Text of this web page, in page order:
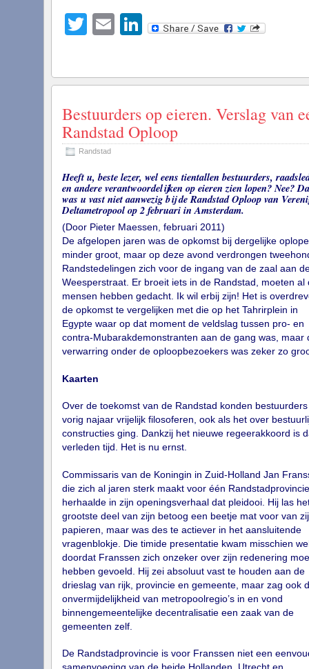
Twitter
EmailLinkedIn
Bestuurders op eieren. Verslag van
Randstad Oploop
Randstad
Heeft u, beste lezer, wel eens tientallen bestuurders,
en andere verantwoordelijken op eieren zien lopen? Nee?
was u vast niet aanwezig bij de Randstad Oploop van
Deltametropool op 2 februari in Amsterdam.
(Door Pieter Maessen, februari 2011)
De afgelopen jaren was de opkomst bij dergelijke
minder groot, maar op deze avond verdrongen
Randstedelingen zich voor de ingang van de zaal aan
Weesperstraat. Er broeit iets in de Randstad, moeten al
mensen hebben gedacht. Ik wil erbij zijn! Het is
de opkomst te vergelijken met die op het Tahrirplein in
Egypte waar op dat moment de veldslag tussen pro‐ en
contra‐Mubarakdemonstranten aan de gang was, maar
verwarring onder de oploopbezoekers was zeker zo
Kaarten
Over de toekomst van de Randstad konden
vorig najaar vrijelijk filosoferen, ook als het over
constructies ging. Dankzij het nieuwe regeerakkoord is
verleden tijd. Het is nu ernst.
Commissaris van de Koningin in Zuid‐Holland Jan
die zich al jaren sterk maakt voor één
herhaalde in zijn openingsverhaal dat pleidooi. Hij las
grootste deel van zijn betoog een beetje mat voor van
papieren, maar was des te actiever in het aansluitende
vragenblokje. Die timide presentatie kwam misschien
doordat Franssen zich onzeker over zijn redenering
hebben gevoeld. Hij zei absoluut vast te houden aan de
drieslag van rijk, provincie en gemeente, maar zag ook
onvermijdelijkheid van metropoolregio’s in en vond
binnengemeentelijke decentralisatie een zaak van de
gemeenten zelf.
De Randstadprovincie is voor Franssen niet een